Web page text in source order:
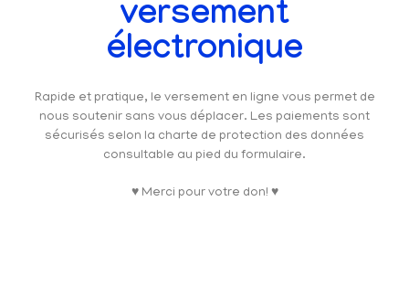
versement
électronique
Rapide et pratique, le versement en ligne vous permet de
nous soutenir sans vous déplacer. Les paiements sont
sécurisés selon la charte de protection des données
consultable au pied du formulaire.
♥ Merci pour votre don! ♥